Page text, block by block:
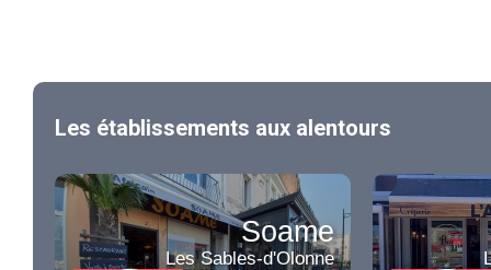
Les établissements aux alentours
Soame
Les Sables-d'Olonne